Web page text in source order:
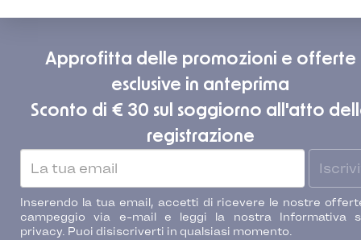
Approfitta delle promozioni e offerte
esclusive in anteprima
Sconto di € 30 sul soggiorno all'atto
registrazione
Inserendo la tua email, accetti di ricevere le nostre
campeggio via e-mail e leggi la nostra Informativa
privacy. Puoi disiscriverti in qualsiasi momento.